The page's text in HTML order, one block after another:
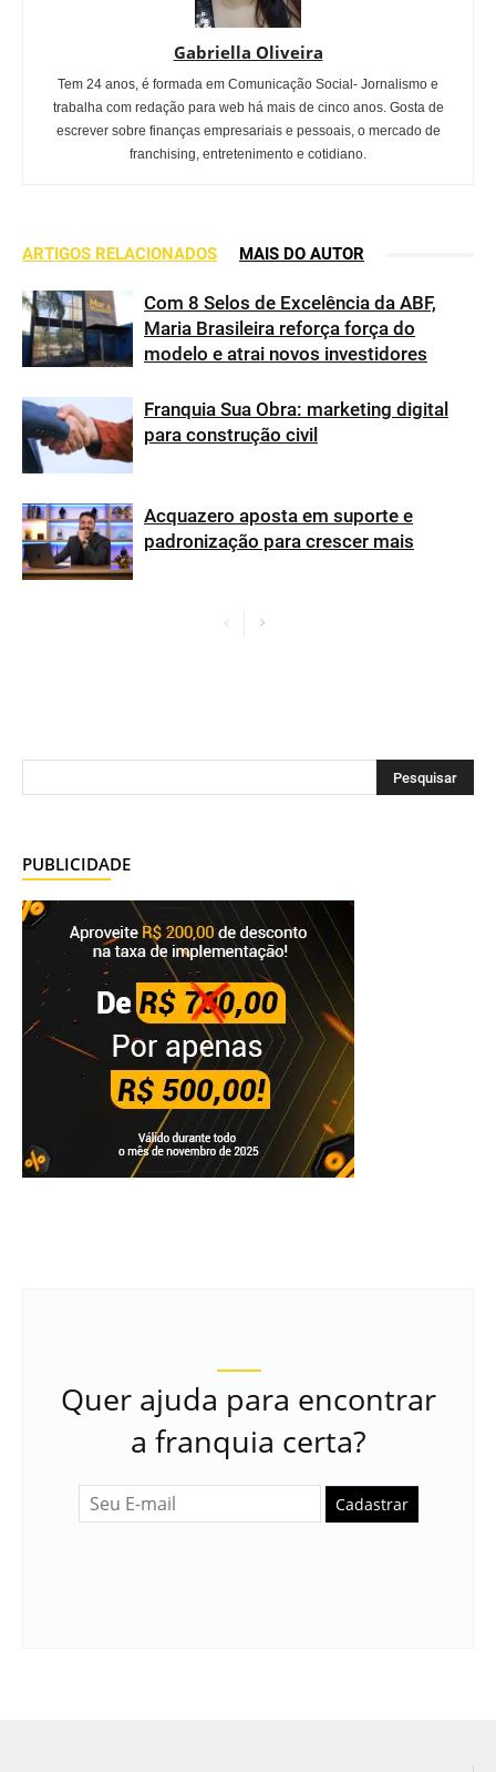
Gabriella Oliveira
Tem 24 anos, é formada em Comunicação Social- Jornalismo e
trabalha com redação para web há mais de cinco anos. Gosta de
escrever sobre finanças empresariais e pessoais, o mercado de
franchising, entretenimento e cotidiano.
ARTIGOS RELACIONADOS MAIS DO AUTOR
Com 8 Selos de Excelência da ABF,
Maria Brasileira reforça força do
modelo e atrai novos investidores
Franquia Sua Obra: marketing digital
para construção civil
Acquazero aposta em suporte e
padronização para crescer mais
PUBLICIDADE
Quer ajuda para encontrar
a franquia certa?
Cadastrar